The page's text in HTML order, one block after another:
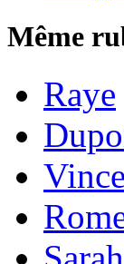
Même
Raye